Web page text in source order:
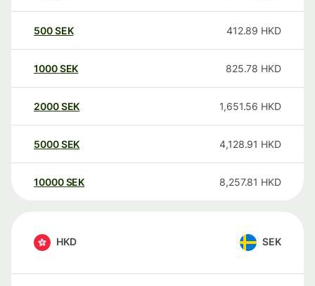
500SEK 412.89 HKD
1000SEK 825.78 HKD
2000SEK 1,651.56 HKD
5000SEK 4,128.91 HKD
10000 SEK 8,257.81 HKD
HKD SEK